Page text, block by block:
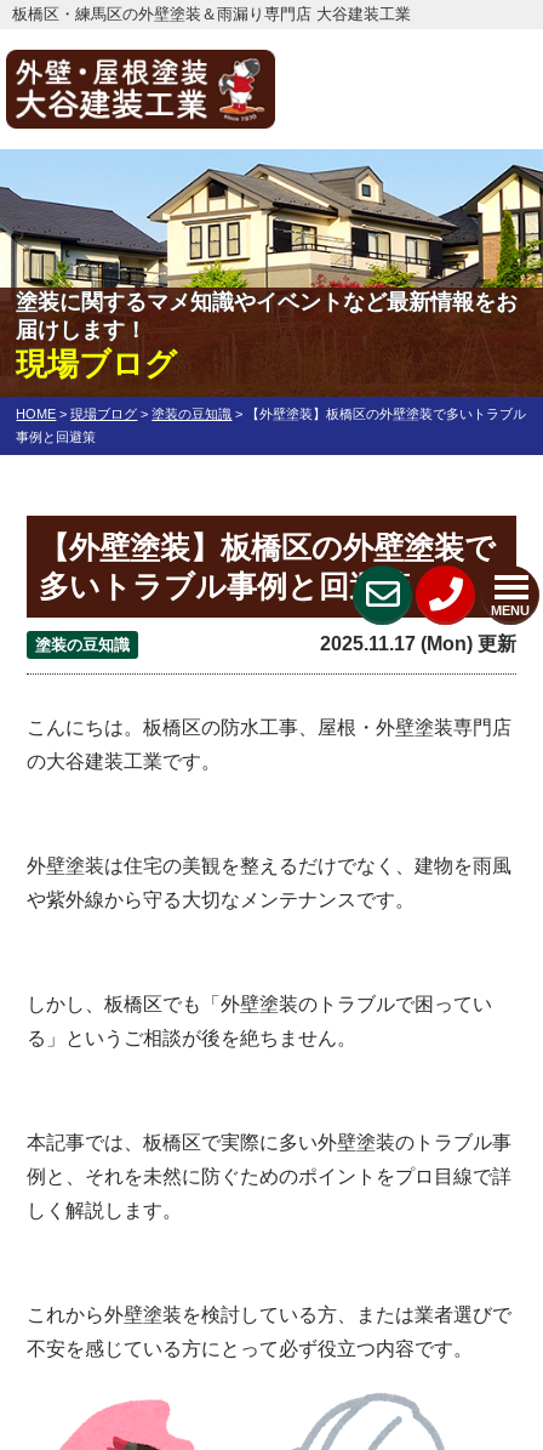
板橋区・練馬区の外壁塗装＆雨漏り専門店 大谷建装工業
MENU
塗装に関するマメ知識やイベントなど最新情報をお
届けします！
現場ブログ
HOME >現場ブログ >塗装の豆知識 >
【外壁塗装】板橋区の外壁塗装で多いトラブル
事例と回避策
【外壁塗装】板橋区の外壁塗装で
多いトラブル事例と回避策
塗装の豆知識 2025.11.17 (Mon) 更新
こんにちは。板橋区の防水工事、屋根・外壁塗装専門店
の大谷建装工業です。
外壁塗装は住宅の美観を整えるだけでなく、建物を雨風
や紫外線から守る大切なメンテナンスです。
しかし、板橋区でも「外壁塗装のトラブルで困ってい
る」というご相談が後を絶ちません。
本記事では、板橋区で実際に多い外壁塗装のトラブル事
例と、それを未然に防ぐためのポイントをプロ目線で詳
しく解説します。
これから外壁塗装を検討している方、または業者選びで
不安を感じている方にとって必ず役立つ内容です。